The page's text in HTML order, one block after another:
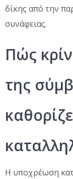
δίκης από την
συνάφειας.
Πώς
της
Η υποχρέωση